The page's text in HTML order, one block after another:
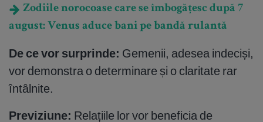
Zodiile norocoase care se îmbogățesc după 7
august: Venus aduce bani pe bandă rulantă
De ce vor surprinde: Gemenii, adesea indeciși,
vor demonstra o determinare și o claritate rar
întâlnite.
Previziune: Relațiile lor vor beneficia de